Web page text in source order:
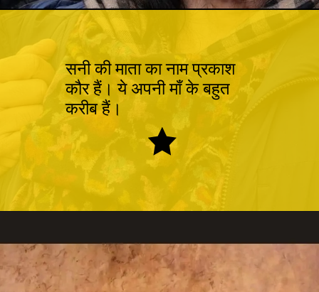
सनी की माता का नाम प्रकाश
कौर हैं। ये अपनी माँ के बहुत
करीब हैं।